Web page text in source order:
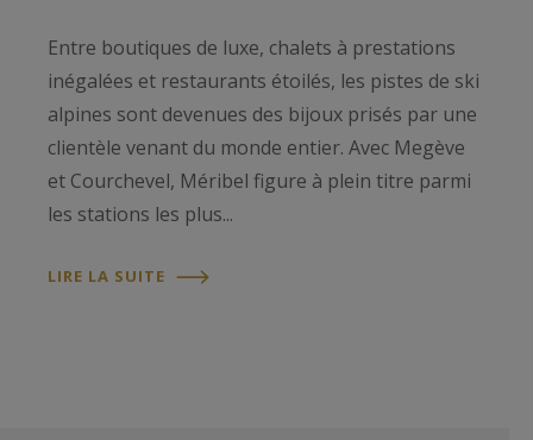
Entre boutiques de luxe, chalets à prestations
inégalées et restaurants étoilés, les pistes de ski
alpines sont devenues des bijoux prisés par une
clientèle venant du monde entier. Avec Megève
et Courchevel, Méribel figure à plein titre parmi
les stations les plus...
LIRE LA SUITE